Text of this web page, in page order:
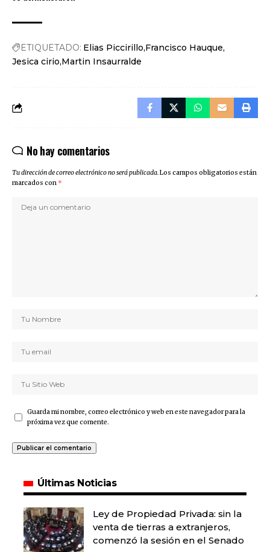
ETIQUETADO: Elias Piccirillo Francisco Hauque
Jesica cirio Martin Insaurralde
No hay comentarios
Tu dirección de correo electrónico no será publicada.Los campos obligatorios están
marcados con *
Guarda mi nombre, correo electrónico y web en este navegador para la
próxima vez que comente.
Últimas Noticias
Ley de Propiedad Privada: sin la
venta de tierras a extranjeros,
comenzó la sesión en el Senado